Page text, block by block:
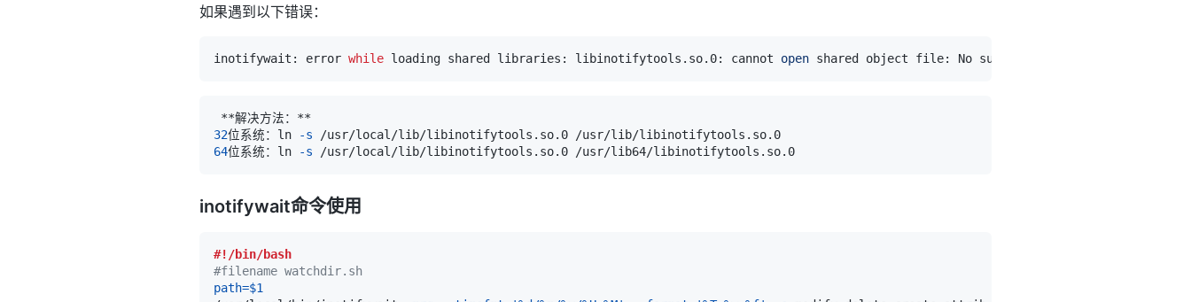
如果遇到以下错误：
inotifywait: error while loading shared libraries: libinotifytools.so.0: cannot open shared object file: No such
32位系统：ln -s
64位系统：ln -s
inotifywait命令使用
#!/bin/bash
#filename watchdir.sh
path=$1